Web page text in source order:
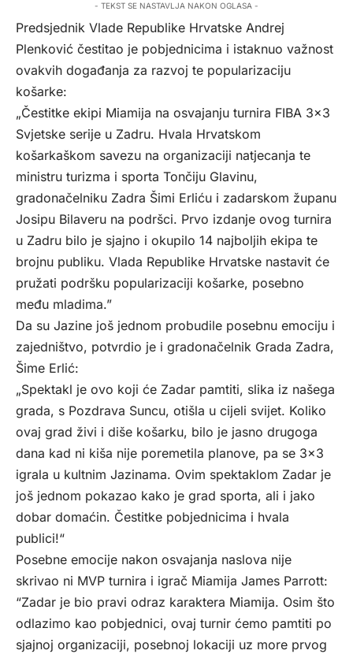
- TEKST SE NASTAVLJA NAKON OGLASA -
Predsjednik Vlade Republike Hrvatske Andrej
Plenković čestitao je pobjednicima i istaknuo važnost
ovakvih događanja za razvoj te popularizaciju
košarke:
„Čestitke ekipi Miamija na osvajanju turnira FIBA 3×3
Svjetske serije u Zadru. Hvala Hrvatskom
košarkaškom savezu na organizaciji natjecanja te
ministru turizma i sporta Tončiju Glavinu,
gradonačelniku Zadra Šimi Erliću i zadarskom županu
Josipu Bilaveru na podršci. Prvo izdanje ovog turnira
u Zadru bilo je sjajno i okupilo 14 najboljih ekipa te
brojnu publiku. Vlada Republike Hrvatske nastavit će
pružati podršku popularizaciji košarke, posebno
među mladima.”
Da su Jazine još jednom probudile posebnu emociju i
zajedništvo, potvrdio je i gradonačelnik Grada Zadra,
Šime Erlić:
„Spektakl je ovo koji će Zadar pamtiti, slika iz našega
grada, s Pozdrava Suncu, otišla u cijeli svijet. Koliko
ovaj grad živi i diše košarku, bilo je jasno drugoga
dana kad ni kiša nije poremetila planove, pa se 3×3
igrala u kultnim Jazinama. Ovim spektaklom Zadar je
još jednom pokazao kako je grad sporta, ali i jako
dobar domaćin. Čestitke pobjednicima i hvala
publici!“
Posebne emocije nakon osvajanja naslova nije
skrivao ni MVP turnira i igrač Miamija James Parrott:
“Zadar je bio pravi odraz karaktera Miamija. Osim što
odlazimo kao pobjednici, ovaj turnir ćemo pamtiti po
sjajnoj organizaciji, posebnoj lokaciji uz more prvog